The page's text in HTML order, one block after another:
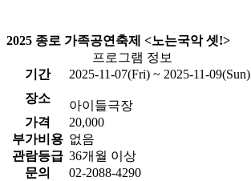
2025 종로 가족공연축제 <노는국악 셋!>
프로그램 정보
기간
2025-11-07(Fri) ~ 2025-11-09(Sun)
장소
아이들극장
가격
20,000
부가비용 없음
관람등급 36개월 이상
문의
02-2088-4290